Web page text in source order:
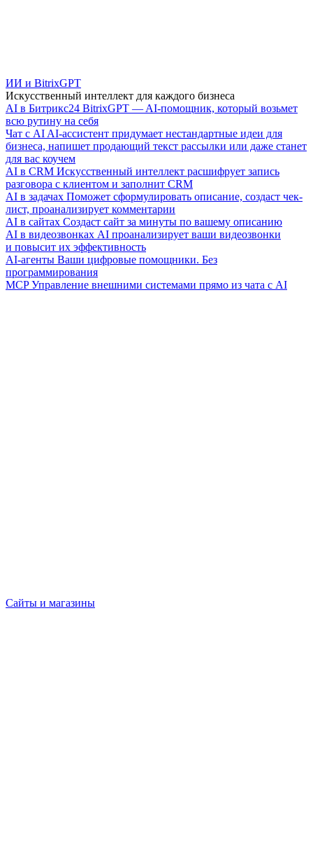
ИИ и BitrixGPT
Искусственный интеллект для каждого бизнеса
AI в Битрикс24 BitrixGPT — AI-помощник, который возьмет
всю рутину на себя
Чат с AI AI-ассистент придумает нестандартные идеи для
бизнеса, напишет продающий текст рассылки или даже станет
для вас коучем
AI в CRM Искусственный интеллект расшифрует запись
разговора с клиентом и заполнит CRM
AI в задачах Поможет сформулировать описание, создаст чек-
лист, проанализирует комментарии
AI в сайтах Создаст сайт за минуты по вашему описанию
AI в видеозвонках AI проанализирует ваши видеозвонки
и повысит их эффективность
AI-агенты Ваши цифровые помощники. Без
программирования
MCP Управление внешними системами прямо из чата с AI
Сайты и магазины